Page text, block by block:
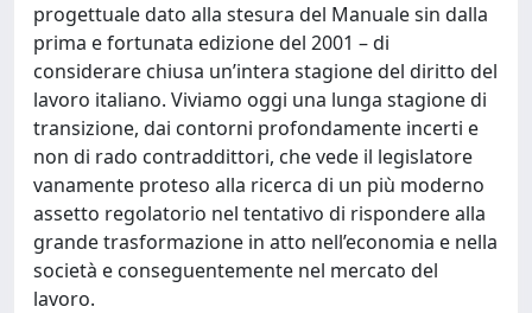
progettuale dato alla stesura del Manuale sin dalla
prima e fortunata edizione del 2001 – di
considerare chiusa un’intera stagione del diritto del
lavoro italiano. Viviamo oggi una lunga stagione di
transizione, dai contorni profondamente incerti e
non di rado contraddittori, che vede il legislatore
vanamente proteso alla ricerca di un più moderno
assetto regolatorio nel tentativo di rispondere alla
grande trasformazione in atto nell’economia e nella
società e conseguentemente nel mercato del
lavoro.